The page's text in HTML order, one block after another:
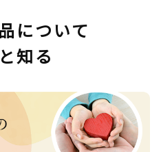
について
知る